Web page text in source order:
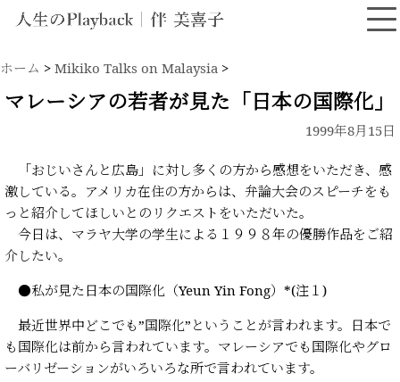
ホーム > Mikiko Talks on Malaysia >
マレーシアの若者が見た「日本の国際化」
1999年8月15日
「おじいさんと広島」に対し多くの方から感想をいただき、感
激している。アメリカ在住の方からは、弁論大会のスピーチをも
っと紹介してほしいとのリクエストをいただいた。
今日は、マラヤ大学の学生による１９９８年の優勝作品をご紹
介したい。
●私が見た日本の国際化（Yeun Yin Fong）*(注１)
最近世界中どこでも”国際化”ということが言われます。日本で
も国際化は前から言われています。マレーシアでも国際化やグロ
ーバリゼーションがいろいろな所で言われています。